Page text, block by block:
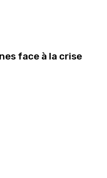
face à la crise